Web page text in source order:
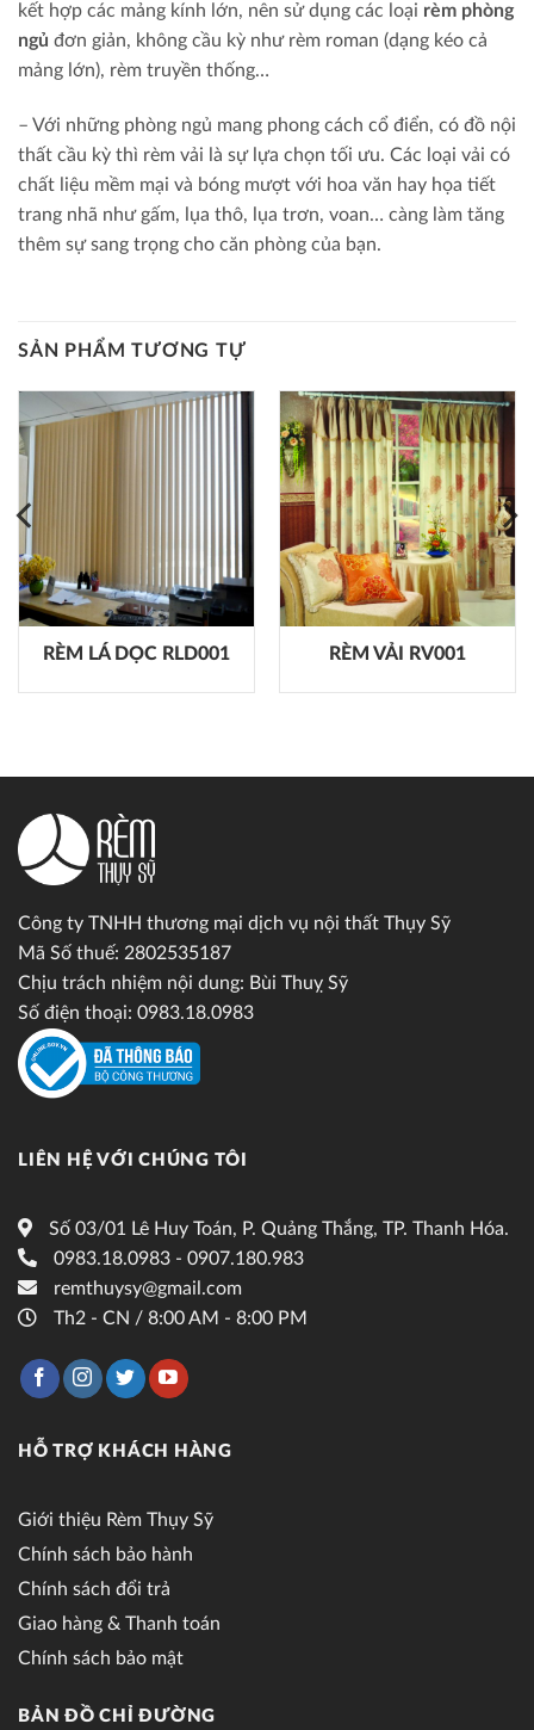
kết hợp các mảng kính lớn, nên sử dụng các loại rèm phòng
ngủ đơn giản, không cầu kỳ như rèm roman (dạng kéo cả
mảng lớn), rèm truyền thống…
– Với những phòng ngủ mang phong cách cổ điển, có đồ nội
thất cầu kỳ thì rèm vải là sự lựa chọn tối ưu. Các loại vải có
chất liệu mềm mại và bóng mượt với hoa văn hay họa tiết
trang nhã như gấm, lụa thô, lụa trơn, voan… càng làm tăng
thêm sự sang trọng cho căn phòng của bạn.
SẢN PHẨM TƯƠNG TỰ
RÈM LÁ DỌC RLD001 RÈM VẢI RV001
Công ty TNHH thương mại dịch vụ nội thất Thụy Sỹ
Mã Số thuế: 2802535187
Chịu trách nhiệm nội dung: Bùi Thuỵ Sỹ
Số điện thoại: 0983.18.0983
LIÊN HỆ VỚI CHÚNG TÔI
Số 03/01 Lê Huy Toán, P. Quảng Thắng, TP. Thanh Hóa.
0983.18.0983 - 0907.180.983
remthuysy@gmail.com
Th2 - CN / 8:00 AM - 8:00 PM
HỖ TRỢ KHÁCH HÀNG
Giới thiệu Rèm Thụy Sỹ
Chính sách bảo hành
Chính sách đổi trả
Giao hàng & Thanh toán
Chính sách bảo mật
BẢN ĐỒ CHỈ ĐƯỜNG